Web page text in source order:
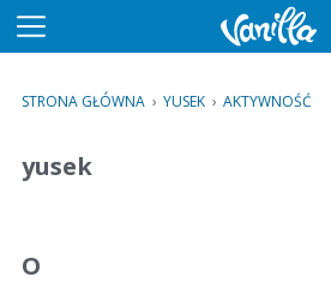
M
u
STRONA GŁÓWNA › YUSEK › AKTYWNOŚĆ
yusek
O